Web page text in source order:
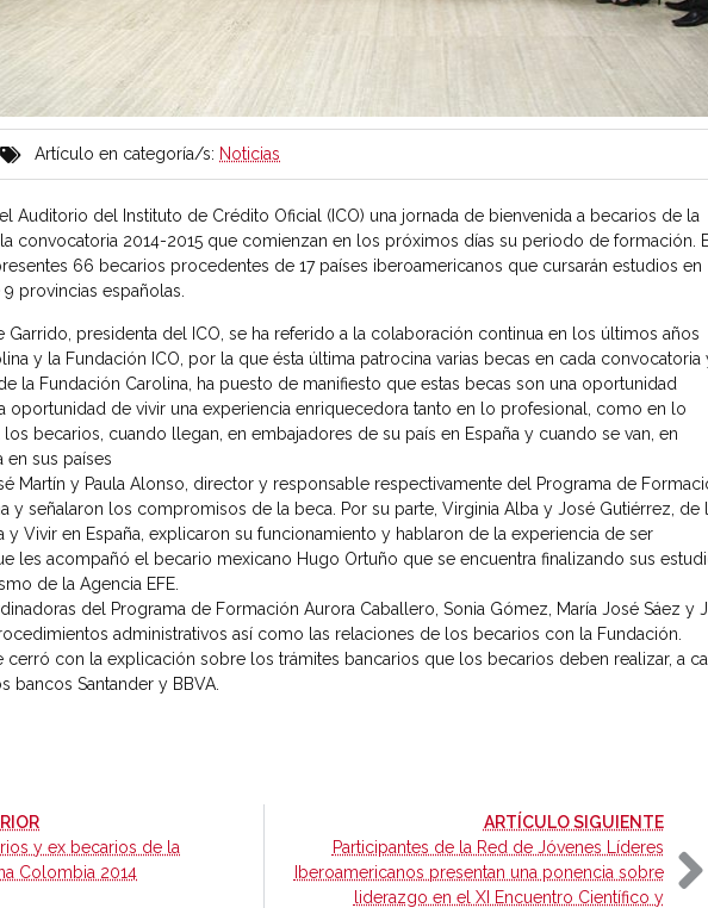
Artículo en categoría/s: Noticias
Auditorio del Instituto de Crédito Oficial (ICO) una jornada de bienvenida a becarios de la
convocatoria 2014-2015 que comienzan en los próximos días su periodo de formación.
66 becarios procedentes de 17 países iberoamericanos que cursarán estudios en
provincias españolas.
Garrido, presidenta del ICO, se ha referido a la colaboración continua en los últimos años
y la Fundación ICO, por la que ésta última patrocina varias becas en cada convocatoria
la Fundación Carolina, ha puesto de manifiesto que estas becas son una oportunidad
oportunidad de vivir una experiencia enriquecedora tanto en lo profesional, como en lo
becarios, cuando llegan, en embajadores de su país en España y cuando se van, en
en sus países
Martín y Paula Alonso, director y responsable respectivamente del Programa de
y señalaron los compromisos de la beca. Por su parte, Virginia Alba y José Gutiérrez, de
y Vivir en España, explicaron su funcionamiento y hablaron de la experiencia de ser
les acompañó el becario mexicano Hugo Ortuño que se encuentra finalizando sus
de la Agencia EFE.
del Programa de Formación Aurora Caballero, Sonia Gómez, María José Sáez y
administrativos así como las relaciones de los becarios con la Fundación.
cerró con la explicación sobre los trámites bancarios que los becarios deben realizar, a
bancos Santander y BBVA.
-
y ex becarios de la
Colombia 2014
ARTÍCULO SIGUIENTE-
Participantes de la Red de Jóvenes Líderes
Iberoamericanos presentan una ponencia sobre
liderazgo en el XI Encuentro Científico y